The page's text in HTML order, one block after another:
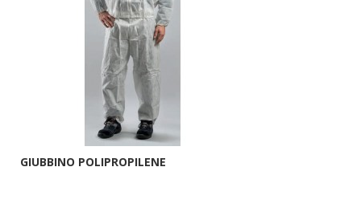
GIUBBINO POLIPROPILENE